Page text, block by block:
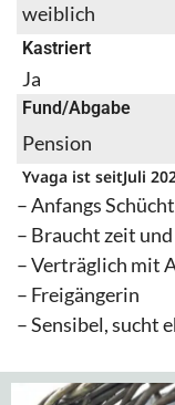
weiblich
Kastriert
Ja
Fund/Abgabe
Pension
Yvaga ist seitJuli
– Anfangs
– Braucht zeit
– Verträglich mit
– Freigängerin
– Sensibel, sucht